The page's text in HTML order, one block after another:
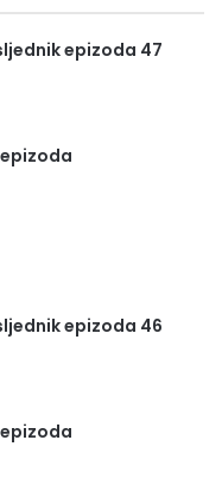
epizoda 47
epizoda 46